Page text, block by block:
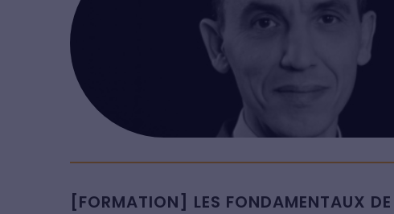
[FORMATION] LES FONDAMENTAUX